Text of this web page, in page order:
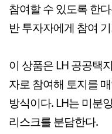
참여할 수 있도록 한
반 투자자에게 참여
이 상품은 LH 공공택
자로 참여해 토지를
방식이다. LH는 미분
리스크를 분담한다.